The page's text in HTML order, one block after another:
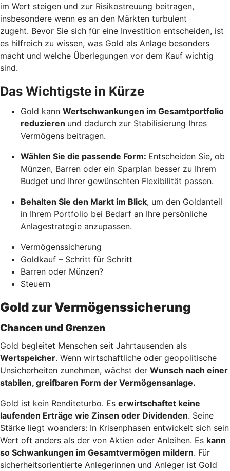
im Wert steigen und zur Risikostreuung beitragen,
insbesondere wenn es an den Märkten turbulent
zugeht. Bevor Sie sich für eine Investition entscheiden, ist
es hilfreich zu wissen, was Gold als Anlage besonders
macht und welche Überlegungen vor dem Kauf wichtig
sind.
Das Wichtigste in Kürze
Gold kann Wertschwankungen im Gesamtportfolio
reduzieren und dadurch zur Stabilisierung Ihres
Vermögens beitragen.
Wählen Sie die passende Form: Entscheiden Sie, ob
Münzen, Barren oder ein Sparplan besser zu Ihrem
Budget und Ihrer gewünschten Flexibilität passen.
Behalten Sie den Markt im Blick, um den Goldanteil
in Ihrem Portfolio bei Bedarf an Ihre persönliche
Anlagestrategie anzupassen.
Vermögenssicherung
Goldkauf – Schritt für Schritt
Barren oder Münzen?
Steuern
Gold zur Vermögenssicherung
Chancen und Grenzen
Gold begleitet Menschen seit Jahrtausenden als
Wertspeicher. Wenn wirtschaftliche oder geopolitische
Unsicherheiten zunehmen, wächst der Wunsch nach einer
stabilen, greifbaren Form der Vermögensanlage.
Gold ist kein Renditeturbo. Es erwirtschaftet keine
laufenden Erträge wie Zinsen oder Dividenden. Seine
Stärke liegt woanders: In Krisenphasen entwickelt sich sein
Wert oft anders als der von Aktien oder Anleihen. Es kann
so Schwankungen im Gesamtvermögen mildern. Für
sicherheitsorientierte Anlegerinnen und Anleger ist Gold